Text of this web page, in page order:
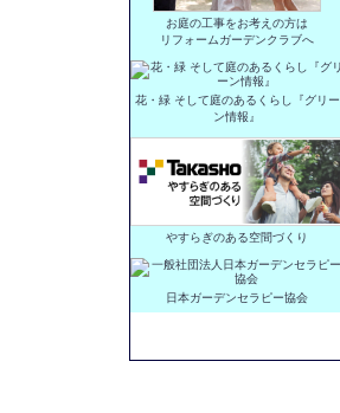
お庭の工事をお考えの方は
リフォームガーデンクラブへ
花・緑 そして庭のあるくらし『グリー
ン情報』
やすらぎのある空間づくり
日本ガーデンセラピー協会